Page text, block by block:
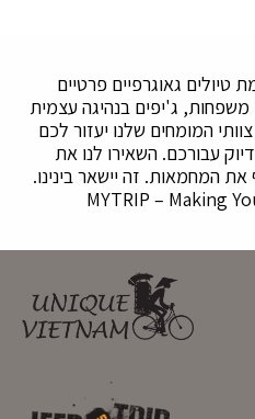
טיולים גאוגרפיים פרטיים
משפחות, ג'יפים בנהיגה עצמית
המומחים שלנו יעזור לכם
עבורכם. השאירו לנו את
המחמאות. זה יישאר בינינו.
MYTRIP – Making